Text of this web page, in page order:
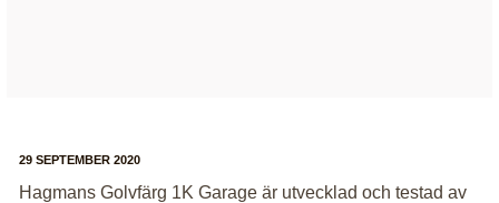
29 SEPTEMBER 2020
Hagmans Golvfärg 1K Garage är utvecklad och testad av